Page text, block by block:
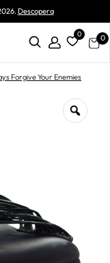
Descopera
0 0
Forgive Your Enemies